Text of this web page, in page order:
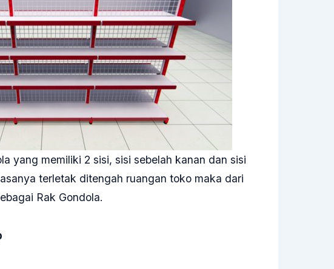
yang memiliki 2 sisi, sisi sebelah kanan dan sisi
terletak ditengah ruangan toko maka dari
Rak Gondola.